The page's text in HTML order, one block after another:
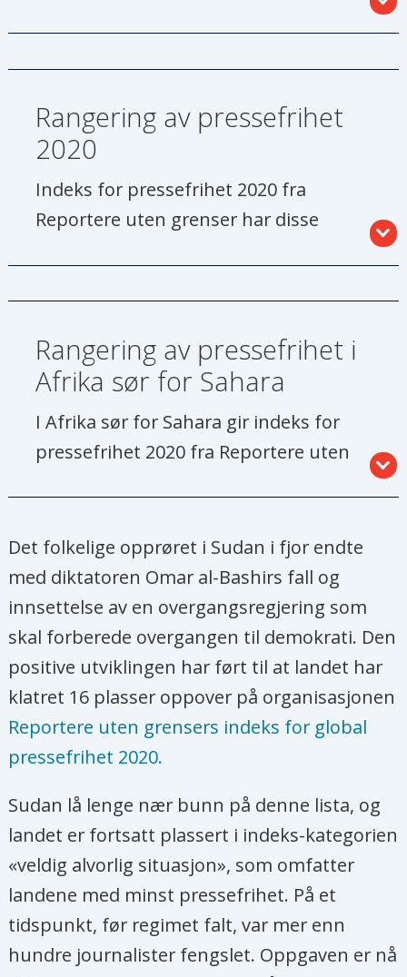
- Stiftet i 1985 og har hovedkontor i
Paris.
- Gir ut en årlig indeks som rangerer
verdens land etter pressefrihet.
Rangering av pressefrihet
2020
Indeks for pressefrihet 2020 fra
Reportere uten grenser har disse
1. Norge
2. Finland
3. Danmark
4. Sverige
6. Jamaica
7. Costa Rica
8. Sveits
9. New Zealand
10. Portugal
Rangering av pressefrihet i
Afrika sør for Sahara
I Afrika sør for Sahara gir indeks for
pressefrihet 2020 fra Reportere uten
23. Namibia
25. Kapp Verde
30. Ghana
31. Sør-Afrika
38. Burkina Faso
Det folkelige opprøret i Sudan i fjor endte
med diktatoren Omar al-Bashirs fall og
innsettelse av en overgangsregjering som
skal forberede overgangen til demokrati. Den
positive utviklingen har ført til at landet har
klatret 16 plasser oppover på organisasjonen
Reportere uten grensers indeks for global
pressefrihet 2020.
Sudan lå lenge nær bunn på denne lista, og
landet er fortsatt plassert i indeks-kategorien
«veldig alvorlig situasjon», som omfatter
landene med minst pressefrihet. På et
tidspunkt, før regimet falt, var mer enn
hundre journalister fengslet. Oppgaven er nå